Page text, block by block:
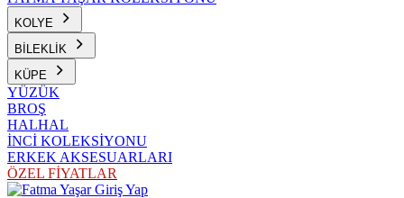
KOLYE
BİLEKLİK
KÜPE
YÜZÜK
BROŞ
HALHAL
İNCİ KOLEKSİYONU
ERKEK AKSESUARLARI
ÖZEL FİYATLAR
Giriş Yap